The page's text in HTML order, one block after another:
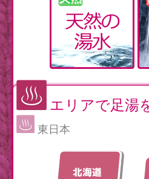
エリアで足湯
東日本